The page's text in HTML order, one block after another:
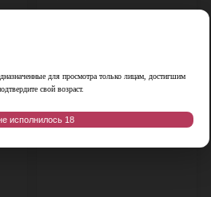
для просмотра только лицам, достигшим
свой возраст.
исполнилось 18